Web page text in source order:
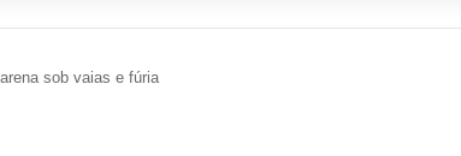
sob vaias e fúria